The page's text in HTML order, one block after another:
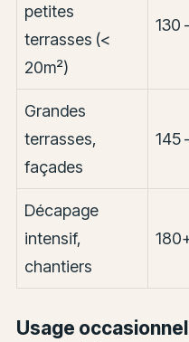
petites
terrasses (<
20m²)
130
Grandes
terrasses,
façades
145
Décapage
intensif,
chantiers
Usage